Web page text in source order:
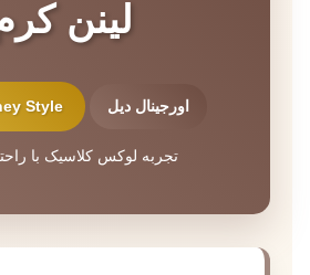
لینن
اورجینال دیل Style
تجربه لوکس کلاسیک با